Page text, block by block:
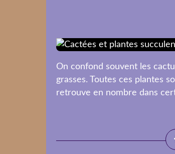
On confond souvent les
grasses. Toutes ces plantes
retrouve en nombre dans